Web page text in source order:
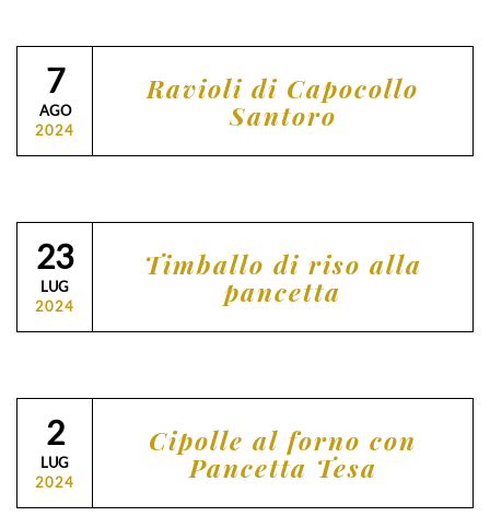
7
AGO
2024
Ravioli di Capocollo
Santoro
23
LUG
2024
Timballo di riso alla
pancetta
2
LUG
2024
Cipolle al forno con
Pancetta Tesa